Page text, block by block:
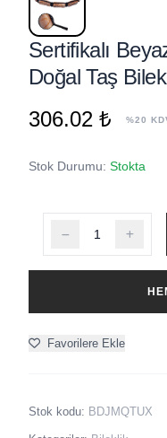
Sertifikalı
Doğal Taş
306.02 ₺
%20
Stok Durumu: Stokta
Favorilere Ekle
Stok kodu: BDJMQTUX